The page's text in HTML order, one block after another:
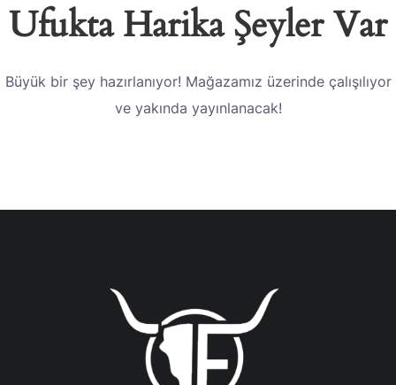
Ufukta Harika Şeyler Var
Büyük bir şey hazırlanıyor! Mağazamız üzerinde çalışılıyor
ve yakında yayınlanacak!